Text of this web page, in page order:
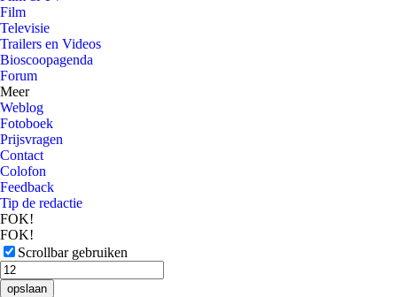
Film
Televisie
Trailers en Videos
Bioscoopagenda
Forum
Meer
Weblog
Fotoboek
Prijsvragen
Contact
Colofon
Feedback
Tip de redactie
FOK!
FOK!
Scrollbar gebruiken
opslaan